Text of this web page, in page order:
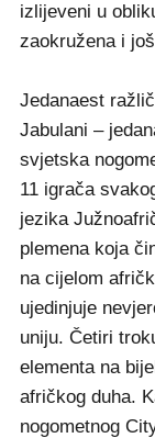
izlijeveni u
zaokružena i
Jedanaest
Jabulani –
svjetska
11 igrača
jezika
plemena koja
na cijelom
ujedinjuje
uniju. Četiri
elementa na
afričkog duha.
nogometnog